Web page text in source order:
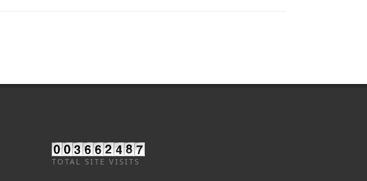
TOTAL SITE VISITS